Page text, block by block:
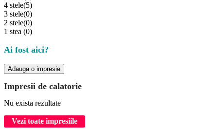
4 stele(5)
3 stele(0)
2 stele(0)
1 stea (0)
Ai fost aici?
Adauga o impresie
Impresii de calatorie
Nu exista rezultate
Vezi toate impresiile